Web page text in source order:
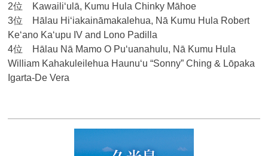
2位 Kawaili‘ulā, Kumu Hula Chinky Māhoe
3位 Hālau Hi‘iakaināmakalehua, Nā Kumu Hula Robert
Keʻano Kaʻupu IV and Lono Padilla
4位 Hālau Nā Mamo O Pu‘uanahulu, Nā Kumu Hula
William Kahakuleilehua Haunuʻu “Sonny” Ching & Lōpaka
Igarta-De Vera